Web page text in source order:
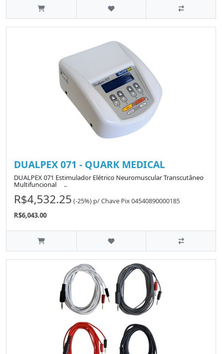
DUALPEX 071 - QUARK MEDICAL
DUALPEX 071 Estimulador Elétrico Neuromuscular Transcutâneo
Multifuncional ..
R$4,532.25 (-25%) p/Chave Pix 04540890000185
R$6,043.00